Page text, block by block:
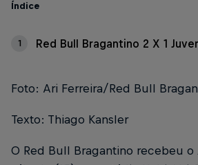
Índice
1 Red Bull Bragantino 2 X 1
Foto: Ari Ferreira/Red Bull
Texto: Thiago Kansler
O Red Bull Bragantino recebeu